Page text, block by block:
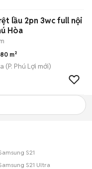
lầu 2pn 3wc full nội
Hòa
80 m²
(P. Phú Lợi mới)
S21
S21 Ultra